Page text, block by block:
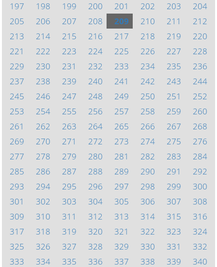
197
198 199 200 201 202 203
204
205
206 207 208 209 210 211
212
213
214 215 216 217 218 219
220
221
222 223 224 225 226 227
228
229
230 231 232 233 234 235
236
237
238 239 240 241 242 243
244
245
246 247 248 249 250 251
252
253
254 255 256 257 258 259
260
261
262 263 264 265 266 267
268
269
270 271 272 273 274 275
276
277
278 279 280 281 282 283
284
285
286 287 288 289 290 291
292
293
294 295 296 297 298 299
300
301
302 303 304 305 306 307
308
309
310 311 312 313 314 315
316
317
318 319 320 321 322 323
324
325
326 327 328 329 330 331
332
333
334 335 336 337 338 339 340